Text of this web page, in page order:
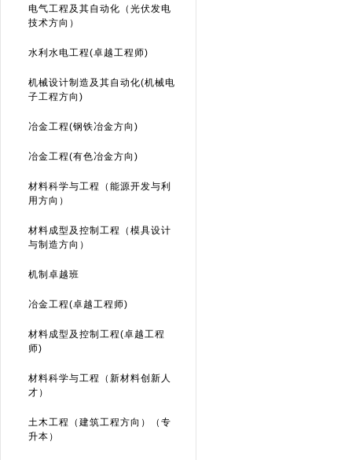
电气工程及其自动化（光伏发电
技术方向）
水利水电工程(卓越工程师)
机械设计制造及其自动化(机械电
子工程方向)
冶金工程(钢铁冶金方向)
冶金工程(有色冶金方向)
材料科学与工程（能源开发与利
用方向）
材料成型及控制工程（模具设计
与制造方向）
机制卓越班
冶金工程(卓越工程师)
材料成型及控制工程(卓越工程
师)
材料科学与工程（新材料创新人
才）
土木工程（建筑工程方向）（专
升本）